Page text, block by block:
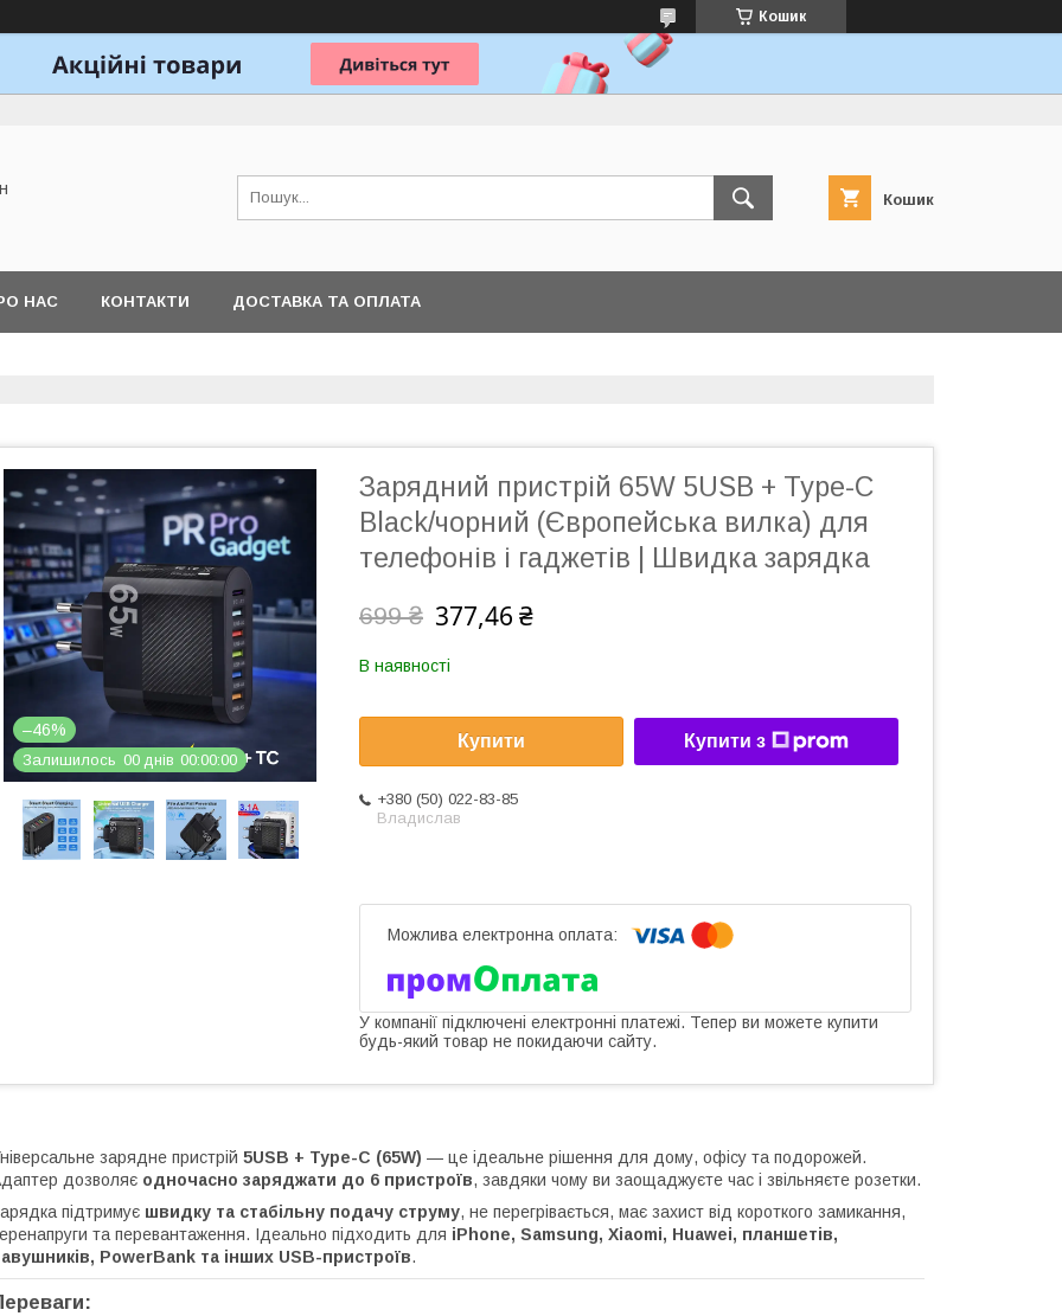
Кошик
Кошик
НАС КОНТАКТИ ДОСТАВКА ТА ОПЛАТА
–46%
Залишилось 00 днів 00 00 00
Зарядний пристрій 65W 5USB + Type-C
Black/чорний (Європейська вилка) для
телефонів і гаджетів | Швидка зарядка
699 ₴ 377,46 ₴
В наявності
Купити Купити з
+380 (50) 022-83-85
Владислав
У компанії підключені електронні платежі. Тепер ви можете купити
будь-який товар не покидаючи сайту.
зарядне пристрій 5USB + Type-C (65W) — це ідеальне рішення для дому, офісу та подорожей.
дозволяє одночасно заряджати до 6 пристроїв, завдяки чому ви заощаджуєте час і звільняєте розетки.
підтримує швидку та стабільну подачу струму, не перегрівається, має захист від короткого замикання,
та перевантаження. Ідеально підходить для iPhone, Samsung, Xiaomi, Huawei, планшетів,
PowerBank та інших USB-пристроїв.